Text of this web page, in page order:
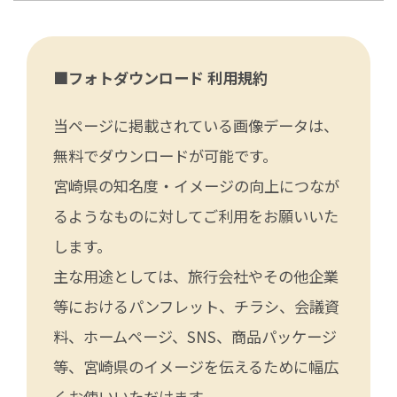
■フォトダウンロード 利用規約
当ページに掲載されている画像データは、
無料でダウンロードが可能です。
宮崎県の知名度・イメージの向上につなが
るようなものに対してご利用をお願いいた
します。
主な用途としては、旅行会社やその他企業
等におけるパンフレット、チラシ、会議資
料、ホームページ、SNS、商品パッケージ
等、宮崎県のイメージを伝えるために幅広